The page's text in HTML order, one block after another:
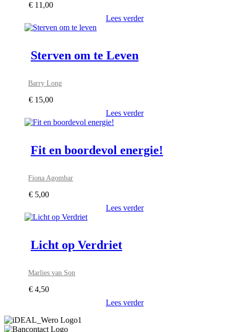
€ 11,00
Lees verder
Sterven om te Leven
Barry Long
€ 15,00
Lees verder
Fit en boordevol energie!
Fiona Agombar
€ 5,00
Lees verder
Licht op Verdriet
Marlies van Son
€ 4,50
Lees verder